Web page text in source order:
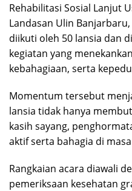
Rehabilitasi Sosial Lanjut
Landasan Ulin
diikuti oleh 50 lansia dan
kegiatan yang
kebahagiaan, serta
Momentum tersebut
lansia tidak hanya
kasih sayang,
aktif serta bahagia di
Rangkaian acara diawali
pemeriksaan kesehatan